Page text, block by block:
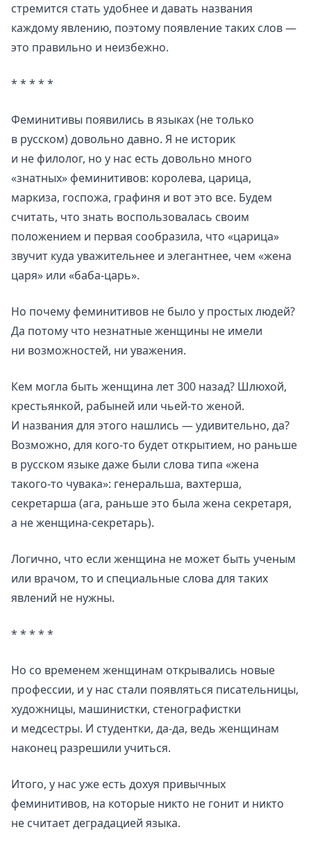
стремится стать удобнее и давать названия
каждому явлению, поэтому появление таких слов —
это правильно и неизбежно.
* * * * *
Феминитивы появились в языках (не только
в русском) довольно давно. Я не историк
и не филолог, но у нас есть довольно много
«знатных» феминитивов: королева, царица,
маркиза, госпожа, графиня и вот это все. Будем
считать, что знать воспользовалась своим
положением и первая сообразила, что «царица»
звучит куда уважительнее и элегантнее, чем «жена
царя» или «баба-царь».
Но почему феминитивов не было у простых людей?
Да потому что незнатные женщины не имели
ни возможностей, ни уважения.
Кем могла быть женщина лет 300 назад? Шлюхой,
крестьянкой, рабыней или чьей-то женой.
И названия для этого нашлись — удивительно, да?
Возможно, для кого-то будет открытием, но раньше
в русском языке даже были слова типа «жена
такого-то чувака»: генеральша, вахтерша,
секретарша (ага, раньше это была жена секретаря,
а не женщина-секретарь).
Логично, что если женщина не может быть ученым
или врачом, то и специальные слова для таких
явлений не нужны.
* * * * *
Но со временем женщинам открывались новые
профессии, и у нас стали появляться писательницы,
художницы, машинистки, стенографистки
и медсестры. И студентки, да-да, ведь женщинам
наконец разрешили учиться.
Итого, у нас уже есть дохуя привычных
феминитивов, на которые никто не гонит и никто
не считает деградацией языка.